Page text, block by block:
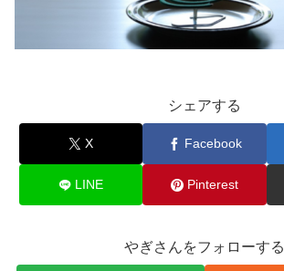
シェアする
X Facebook
LINE Pinterest
やぎさんをフォローする